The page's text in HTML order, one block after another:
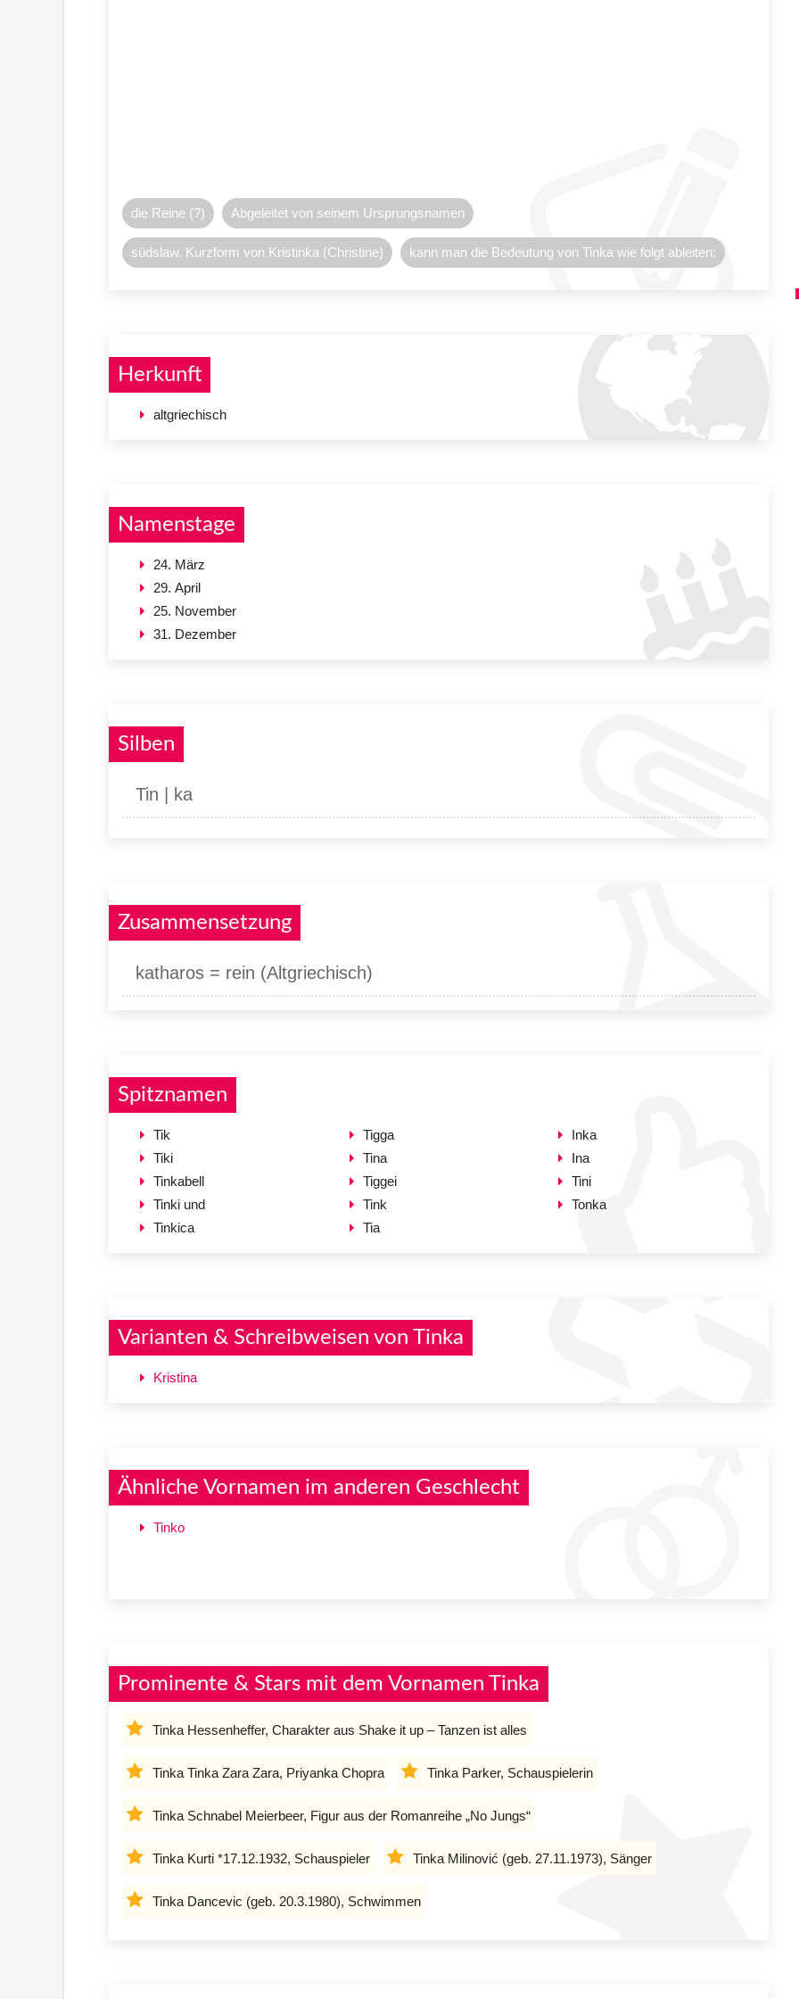
die Reine (?) Abgeleitet von seinem Ursprungsnamen
südslaw. Kurzform von Kristinka (Christine) kann man die Bedeutung von Tinka wie folgt ableiten:
Herkunft
altgriechisch
Namenstage
24. März
29. April
25. November
31. Dezember
Silben
Tin | ka
Zusammensetzung
katharos = rein (Altgriechisch)
Spitznamen
Tik
Tiki
Tinkabell
Tinki und
Tinkica
Tigga
Tina
Tiggei
Tink
Tia
Inka
Ina
Tini
Tonka
Varianten & Schreibweisen von Tinka
Kristina
Ähnliche Vornamen im anderen Geschlecht
Tinko
Prominente & Stars mit dem Vornamen Tinka
Tinka Hessenheffer, Charakter aus Shake it up – Tanzen ist alles
Tinka Tinka Zara Zara, Priyanka Chopra Tinka Parker, Schauspielerin
Tinka Schnabel Meierbeer, Figur aus der Romanreihe „No Jungs“
Tinka Kurti *17.12.1932, Schauspieler Tinka Milinović (geb. 27.11.1973), Sänger
Tinka Dancevic (geb. 20.3.1980), Schwimmen